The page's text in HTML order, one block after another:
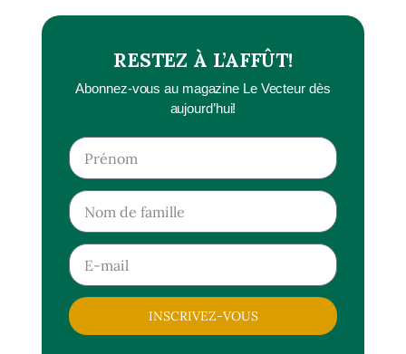
RESTEZ À L’AFFÛT!
Abonnez-vous au magazine Le Vecteur dès
aujourd’hui!
INSCRIVEZ-VOUS